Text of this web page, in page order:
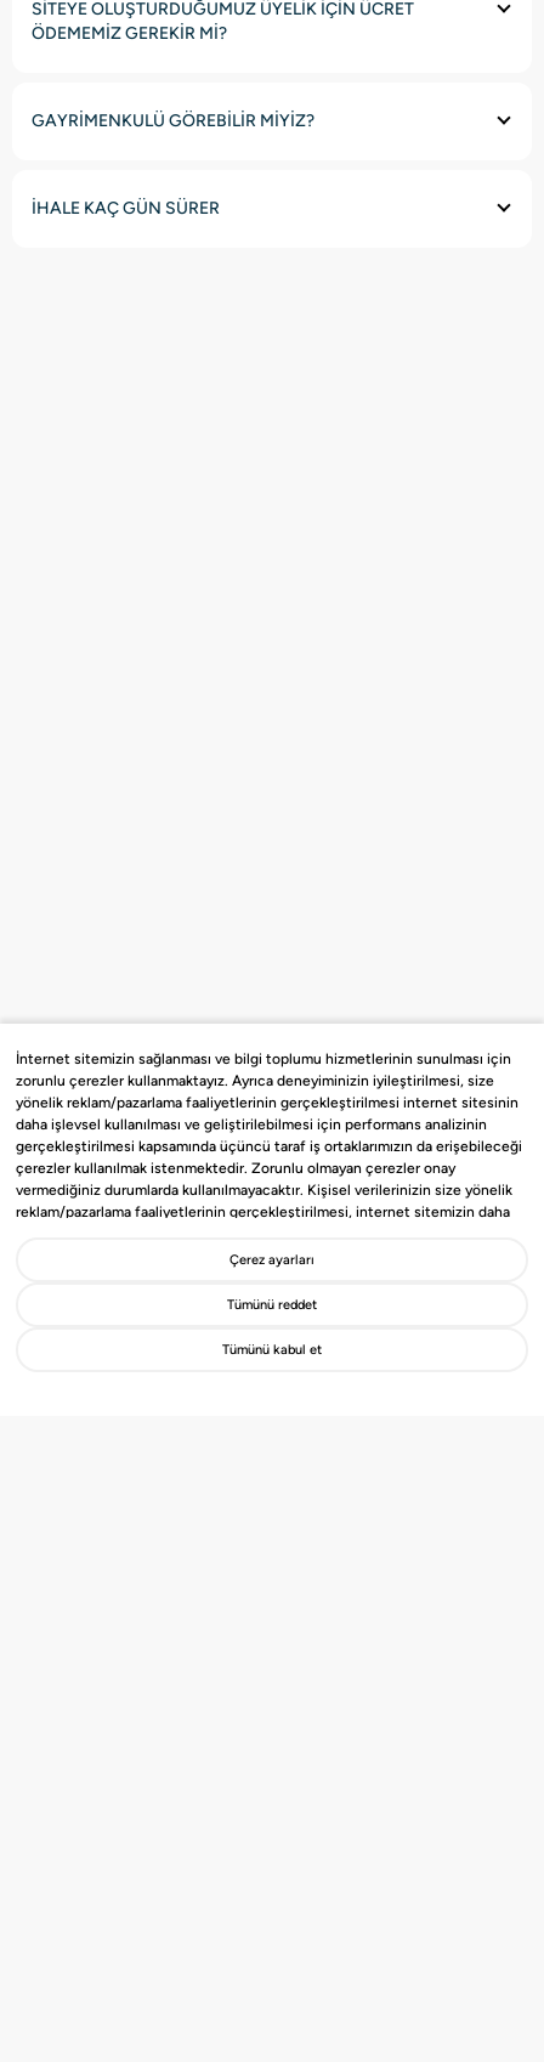
SİTEYE OLUŞTURDUĞUMUZ ÜYELİK İÇİN ÜCRET
ÖDEMEMİZ GEREKİR Mİ?
GAYRİMENKULÜ GÖREBİLİR MİYİZ?
İHALE KAÇ GÜN SÜRER
Gayrimenko’nun Çözüm Ortağı
olmak ister misin?
İnternet sitemizin sağlanması ve bilgi toplumu hizmetlerinin sunulması için
zorunlu çerezler kullanmaktayız. Ayrıca deneyiminizin iyileştirilmesi, size
yönelik reklam/pazarlama faaliyetlerinin gerçekleştirilmesi internet sitesinin
daha işlevsel kullanılması ve geliştirilebilmesi için performans analizinin
gerçekleştirilmesi kapsamında üçüncü taraf iş ortaklarımızın da erişebileceği
çerezler kullanılmak istenmektedir. Zorunlu olmayan çerezler onay
vermediğiniz durumlarda kullanılmayacaktır. Kişisel verilerinizin size yönelik
reklam/pazarlama faaliyetlerinin gerçekleştirilmesi, internet sitemizin daha
tercihlerinizin siteye tekrar girdiğinizde hatırlanmasını sağlamak) amaçlarıyla
ayarlarını düzenlemek istiyorsanız “Göster” ibaresini seçiniz. Bizim ve üçüncü
haklarına ilişkin detaylı bilgiler içinÇerez Aydınlatma ve KVKK
Çerez ayarları
Tümünü reddet
Tümünü kabul et